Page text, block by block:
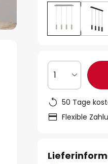
1
50 Tage
Flexible